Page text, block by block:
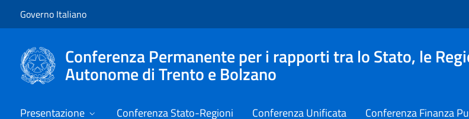
Governo Italiano
Conferenza Permanente per i rapporti tra lo Stato, le
Autonome di Trento e Bolzano
Presentazione Conferenza Stato-Regioni Conferenza Unificata Conferenza Finanza